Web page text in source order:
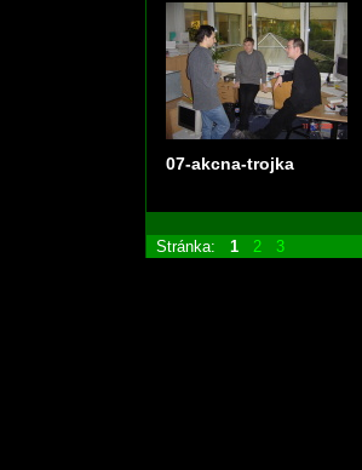
07-akcna-trojka
Stránka: 1 2 3